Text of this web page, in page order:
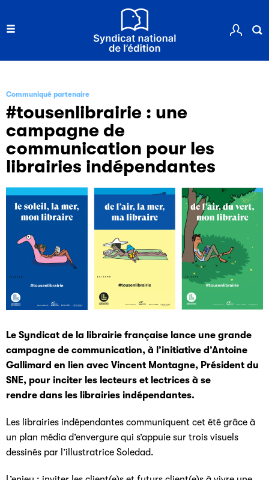
Communiqué partenaire
#tousenlibrairie : une
campagne de
communication pour les
librairies indépendantes
Le Syndicat de la librairie française lance une grande
campagne de communication, à l’initiative d’Antoine
Gallimard en lien avec Vincent Montagne, Président du
SNE, pour inciter les lecteurs et lectrices à se
rendre dans les librairies indépendantes.
Les librairies indépendantes communiquent cet été grâce à
un plan média d’envergure qui s’appuie sur trois visuels
dessinés par l’illustratrice Soledad.